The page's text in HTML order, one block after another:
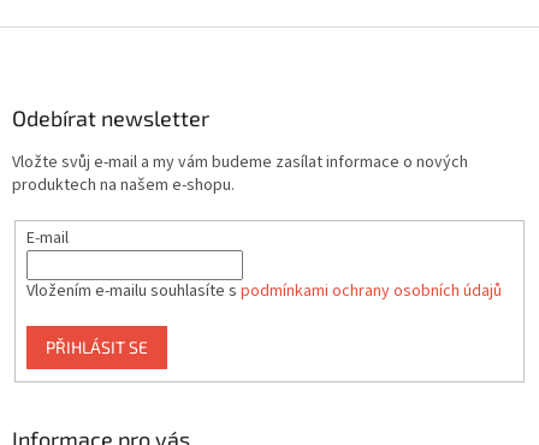
Odebírat newsletter
Vložte svůj e-mail a my vám budeme zasílat informace o nových
produktech na našem e-shopu.
E-mail
Vložením e-mailu souhlasíte s podmínkami ochrany osobních údajů
PŘIHLÁSIT SE
Informace pro vás